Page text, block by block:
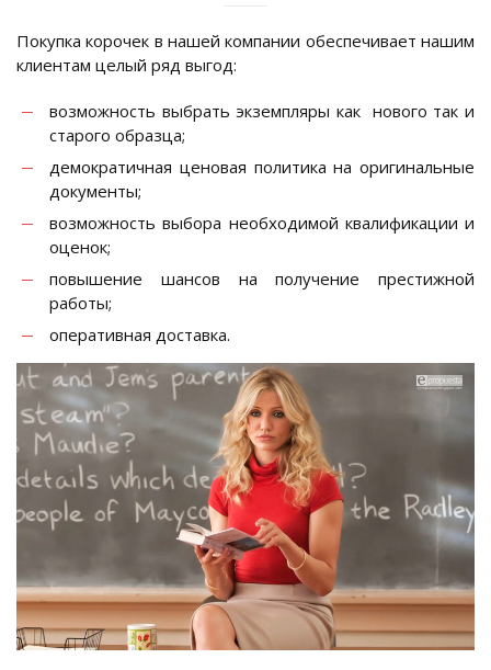
Покупка корочек в нашей компании обеспечивает нашим
клиентам целый ряд выгод:
возможность выбрать экземпляры как нового так и
старого образца;
демократичная ценовая политика на оригинальные
документы;
возможность выбора необходимой квалификации и
оценок;
повышение шансов на получение престижной
работы;
оперативная доставка.